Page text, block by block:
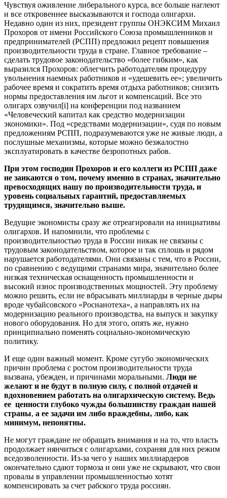
Чувствуя оживление либерального курса, все больше наглеют
и все откровеннее высказываются и господа олигархи.
Недавно один из них, президент группы ОНЭКСИМ Михаил
Прохоров от имени Российского Союза промышленников и
предпринимателей (РСПП) предложил рецепт повышения
производительности труда в стране. Главное требование –
сделать трудовое законодательство «более гибким», как
выразился Прохоров: облегчить работодателям процедуру
увольнения наемных работников и «удешевить ее»; увеличить
рабочее время и сократить время отдыха работников; снизить
нормы предоставления им льгот и компенсаций. Все это
олигарх озвучил[i] на конференции под названием
«Человеческий капитал как средство модернизации
экономики». Под «средствами модернизации», судя по новым
предложениям РСПП, подразумеваются уже не живые люди, а
послушные механизмы, которые можно безжалостно
эксплуатировать в качестве безропотных рабов.
При этом господин Прохоров и его коллеги из РСПП даже
не заикаются о том, почему именно в странах, значительно
превосходящих нашу по производительности труда, и
уровень социальных гарантий, предоставляемых
трудящимся, значительно выше.
Ведущие экономисты сразу же отреагировали на инициативы
олигархов. И напомнили, что проблемы с
производительностью труда в России никак не связаны с
трудовым законодательством, которое и так сплошь и рядом
нарушается работодателями. Они связаны с тем, что в России,
по сравнению с ведущими странами мира, значительно более
низкая техническая оснащенность промышленности и
высокий износ производственных мощностей. Эту проблему
можно решить, если не вбрасывать миллиарды в черные дыры
вроде чубайсовского «Роснанотеха», а направлять их на
модернизацию реального производства, на выпуск и закупку
нового оборудования. Но для этого, опять же, нужно
принципиально поменять социально-экономическую
политику.
И еще один важный момент. Кроме сугубо экономических
причин проблема с ростом производительности труда
вызвана, убежден, и причинами моральными. Люди не
желают и не будут в полную силу, с полной отдачей и
вдохновением работать на олигархическую систему. Ведь
ее ценности глубоко чужды большинству граждан нашей
страны, а ее задачи им либо враждебны, либо, как
минимум, непонятны.
Не могут граждане не обращать внимания и на то, что власть
продолжает нянчиться с олигархами, сохраняя для них режим
вседозволенности. Из-за чего у наших миллиардеров
окончательно сдают тормоза и они уже не скрывают, что свои
провалы в управлении промышленностью хотят
компенсировать за счет рабского труда россиян.